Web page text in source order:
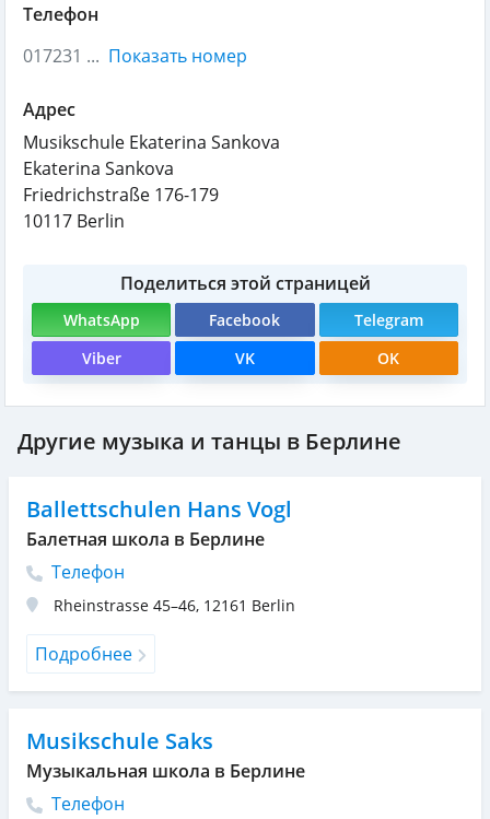
Телефон
017231 ... Показать номер
Адрес
Musikschule Ekaterina Sankova
Ekaterina Sankova
Friedrichstraße 176-179
10117 Berlin
Поделиться этой страницей
WhatsApp Facebook
Telegram
Viber
VK OK
Другие музыка и танцы в Берлине
Ballettschulen Hans Vogl
Балетная школа в Берлине
Телефон
Rheinstrasse 45–46, 12161 Berlin
Подробнее
Musikschule Saks
Музыкальная школа в Берлине
Телефон